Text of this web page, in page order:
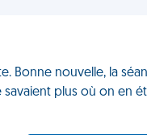
Bonne nouvelle, la
plus où on en